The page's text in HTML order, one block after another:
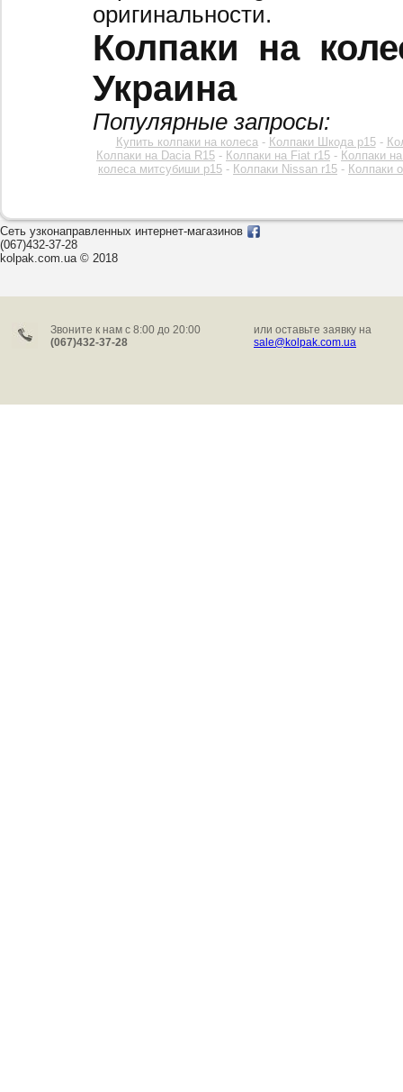
оригинальности.
Колпаки на
Украина
Популярные запросы:
Купить колпаки на колеса- Колпаки Шкода р15-
Колпаки на Dacia R15 - Колпаки на Fiat r15 - Колпаки
колеса митсубиши р15 - Колпаки Nissan r15 - Колпаки
Сеть узконаправленных интернет-магазинов
(067)432-37-28
kolpak.com.ua © 2018
Звоните к нам c 8:00 до 20:00
(067)432-37-28
или оставьте заявку на
sale@kolpak.com.ua